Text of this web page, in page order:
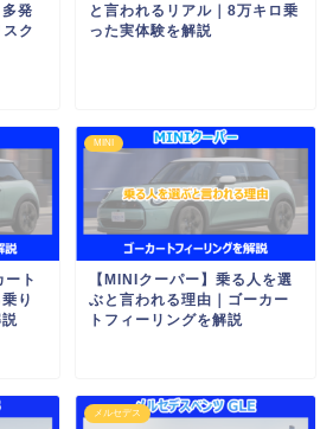
発
ク
と言われるリアル｜8万キロ乗
った実体験を解説
ート
り
MINI
【MINIクーパー】乗る人を選
ぶと言われる理由｜ゴーカー
トフィーリングを解説
メルセデス